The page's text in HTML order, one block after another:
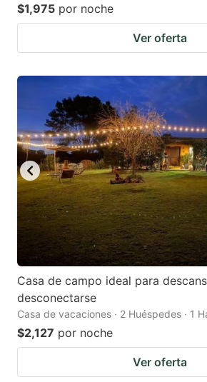
$1,975 por noche
Ver oferta
Casa de campo ideal para
desconectarse
Casa de vacaciones · 2 Huéspedes · 1
$2,127 por noche
Ver oferta